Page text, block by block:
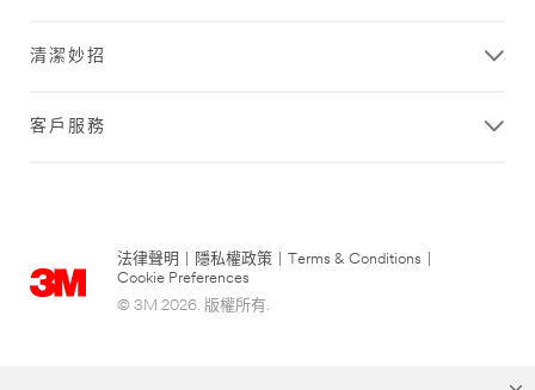
清潔妙招
客戶服務
法律聲明 隱私權政策 Terms & Conditions
Cookie Preferences
© 3M 2026. 版權所有.